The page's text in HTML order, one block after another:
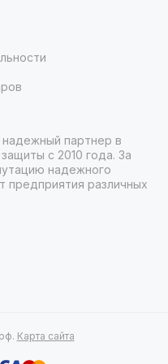
следующие
убедитесь, что щиток
должен комфортно
раздражения;
— проверьте,
качественных и
других
использования
проверенные товары,
надежный партнер в
с 2010 года. За
надежного
предприятия различных
Карта сайта